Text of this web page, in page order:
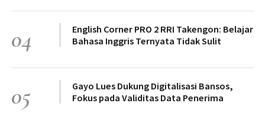
04
English Corner PRO 2 RRI Takengon: Belajar
Bahasa Inggris Ternyata Tidak Sulit
05
Gayo Lues Dukung Digitalisasi Bansos,
Fokus pada Validitas Data Penerima